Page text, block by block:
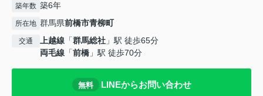
築年数 築6年
所在地 群馬県前橋市青柳町
交通 上越線 「群馬総社 」駅 徒歩65分
両毛線 「前橋 」駅 徒歩70分
無料 LINEからお問い合わせ